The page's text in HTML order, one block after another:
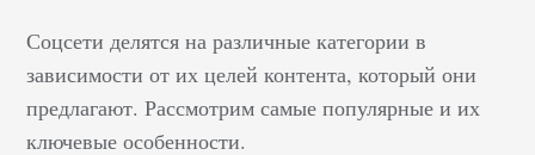
Соцсети делятся на различные категории в
зависимости от их целей контента, который они
предлагают. Рассмотрим самые популярные и их
ключевые особенности.